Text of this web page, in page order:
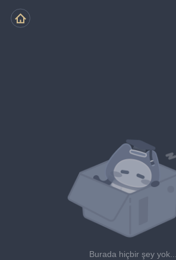
Burada hiçbir şey yok...